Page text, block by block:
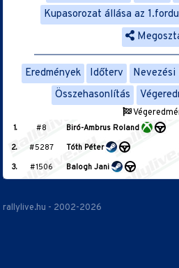
Kupasorozat állása az
Eredmények Időterv
Összehasonlítás
1. #8 Biró-Ambrus Roland
2.
#5287 Tóth Péter
3.
#1506 Balogh Jani
rallylive.hu - 2002-2026